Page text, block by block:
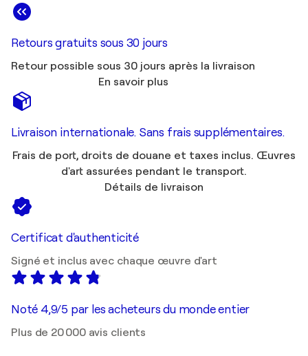
Retours gratuits sous 30 jours
Retour possible sous 30 jours après la livraison
En savoir plus
Livraison internationale. Sans frais supplémentaires.
Frais de port, droits de douane et taxes inclus. Œuvres
d'art assurées pendant le transport.
Détails de livraison
Certificat d'authenticité
Signé et inclus avec chaque œuvre d'art
Noté 4,9/5 par les acheteurs du monde entier
Plus de 20 000 avis clients